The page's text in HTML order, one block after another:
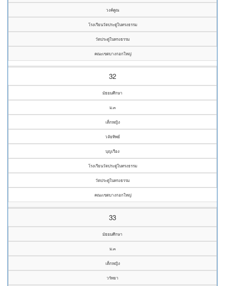
วงค์คูณ
โรงเรียนวัดประดู่ในทรงธรรม
วัดประดู่ในทรงธรรม
คณะเขตบางกอกใหญ่
32
มัธยมศึกษา
ม.๓
เด็กหญิง
วลัยทิพย์
บุญเรือง
โรงเรียนวัดประดู่ในทรงธรรม
วัดประดู่ในทรงธรรม
คณะเขตบางกอกใหญ่
33
มัธยมศึกษา
ม.๓
เด็กหญิง
วรัทยา